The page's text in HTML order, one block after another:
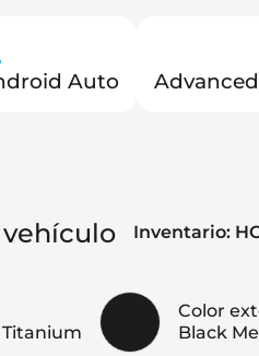
Auto
Inventario:
Color
Black